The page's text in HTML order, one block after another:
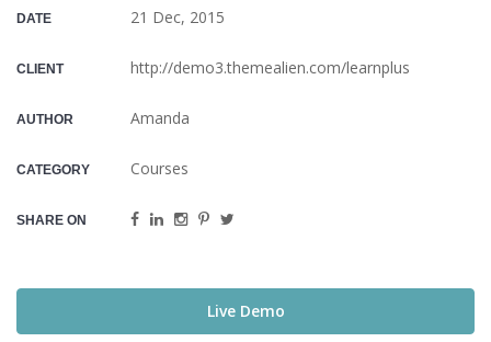
DATE 21 Dec, 2015
CLIENT http://demo3.themealien.com/learnplus
AUTHOR Amanda
CATEGORY Courses
SHARE ON
Live Demo